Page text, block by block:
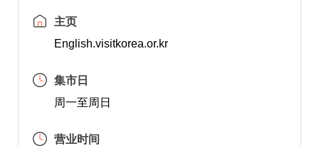
主页
English.visitkorea.or.kr
集市日
周一至周日
营业时间